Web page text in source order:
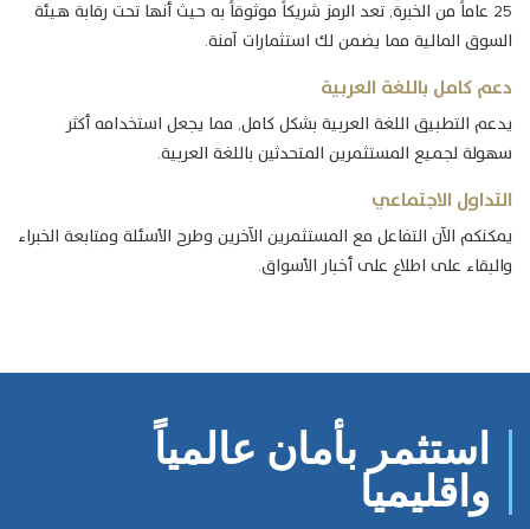
25 عاماً من الخبرة, تعد الرمز شريكاً موثوقاً به حيث أنها تحت رقابة هيئة
السوق المالية مما يضمن لك استثمارات آمنة.
دعم كامل باللغة العربية
يدعم التطبيق اللغة العربية بشكل كامل, مما يجعل استخدامه أكثر
سهولة لجميع المستثمرين المتحدثين باللغة العربية.
التداول الاجتماعي
يمكنكم الآن التفاعل مع المستثمرين الآخرين وطرح الأسئلة ومتابعة الخبراء
والبقاء على اطلاع على أخبار الأسواق.
استثمر بأمان عالمياً
واقليميا